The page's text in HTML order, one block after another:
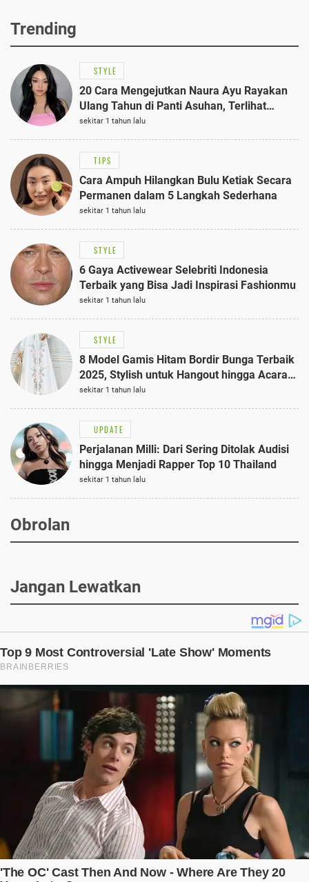
Trending
STYLE
20 Cara Mengejutkan Naura Ayu Rayakan
Ulang Tahun di Panti Asuhan, Terlihat
Anggun dengan Kaftan Cokelat
sekitar 1 tahun lalu
TIPS
Cara Ampuh Hilangkan Bulu Ketiak Secara
Permanen dalam 5 Langkah Sederhana
sekitar 1 tahun lalu
STYLE
6 Gaya Activewear Selebriti Indonesia
Terbaik yang Bisa Jadi Inspirasi Fashionmu
sekitar 1 tahun lalu
STYLE
8 Model Gamis Hitam Bordir Bunga Terbaik
2025, Stylish untuk Hangout hingga Acara
Semi-Formal
sekitar 1 tahun lalu
UPDATE
Perjalanan Milli: Dari Sering Ditolak Audisi
hingga Menjadi Rapper Top 10 Thailand
sekitar 1 tahun lalu
Obrolan
Jangan Lewatkan